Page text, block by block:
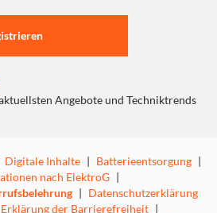
Angebote und Techniktrends
Digitale Inhalte | Batterieentsorgung |
nach ElektroG |
| Datenschutzerklärung
Erklärung der Barrierefreiheit |